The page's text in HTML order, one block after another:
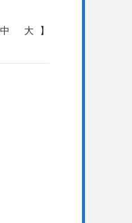
中 大 】